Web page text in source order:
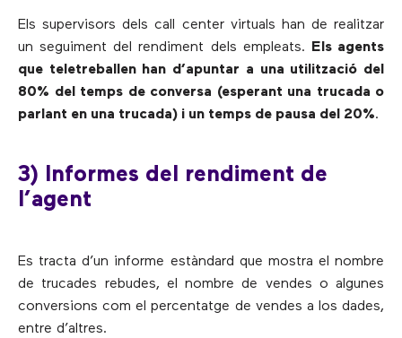
Els supervisors dels call center virtuals han de realitzar
un seguiment del rendiment dels empleats.
Els agents
que teletreballen han d’apuntar a una utilització del
80% del temps de conversa (esperant una trucada o
parlant en una trucada) i un temps de pausa del 20%.
3) Informes del rendiment de
l’agent
Es tracta d’un informe estàndard que mostra el nombre
de trucades rebudes, el nombre de vendes o algunes
conversions com el percentatge de vendes a los dades,
entre d’altres.